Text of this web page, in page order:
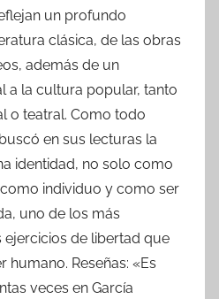
un profundo
clásica, de las obras
además de un
a la cultura popular, tanto
o teatral. Como todo
en sus lecturas la
identidad, no solo como
individuo y como ser
uno de los más
de libertad que
humano. Reseñas: «Es
veces en García